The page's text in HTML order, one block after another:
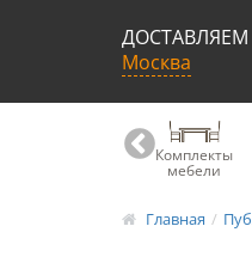
Москва
Комплекты
мебели
Главная